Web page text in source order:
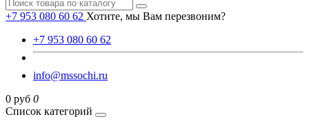
+7 953 080 60 62 Хотите, мы Вам перезвоним?
+7 953 080 60 62
info@mssochi.ru
0 руб 0
Список категорий